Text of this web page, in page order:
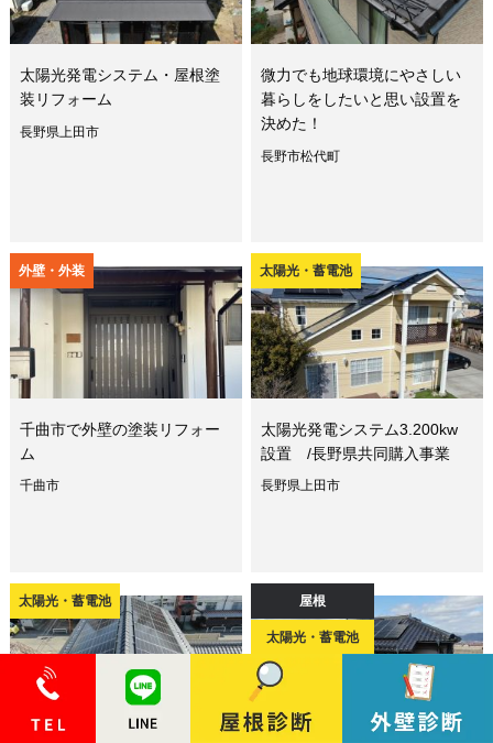
太陽光発電システム・屋根塗
装リフォーム
長野県上田市
微力でも地球環境にやさしい
暮らしをしたいと思い設置を
決めた！
長野市松代町
外壁・外装
千曲市で外壁の塗装リフォー
ム
千曲市
太陽光・蓄電池
太陽光発電システム3.200kw
設置 /長野県共同購入事業
長野県上田市
太陽光・蓄電池 屋根
太陽光・蓄電池
その他リフォーム